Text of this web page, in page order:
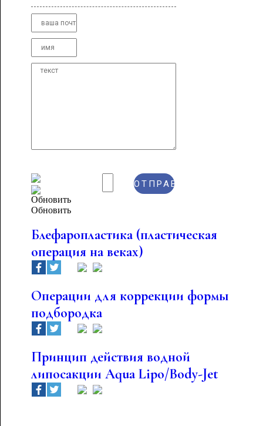
Обновить
Блефаропластика (пластическая
операция на веках)
Операции для коррекции формы
подбородка
Принцип действия водной
липосакции Aqua Lipo/Body-Jet